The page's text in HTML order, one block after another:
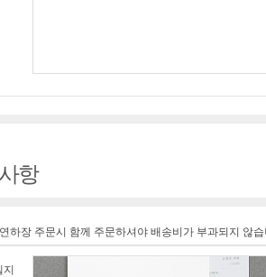
항
하장 주문시 함께 주문하셔야 배송비가 부과되지 않